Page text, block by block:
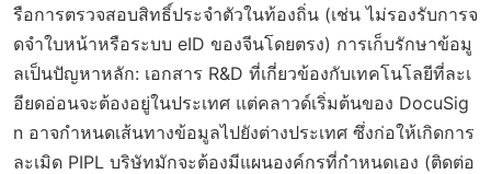
รือการตรวจสอบสิทธิ์ประจำตัวในท้องถิ่น (เช่น ไม่รองรับการจ
ดจำใบหน้าหรือระบบ eID ของจีนโดยตรง) การเก็บรักษาข้อมู
ลเป็นปัญหาหลัก: เอกสาร R&D ที่เกี่ยวข้องกับเทคโนโลยีที่ละเ
อียดอ่อนจะต้องอยู่ในประเทศ แต่คลาวด์เริ่มต้นของ DocuSig
n อาจกำหนดเส้นทางข้อมูลไปยังต่างประเทศ ซึ่งก่อให้เกิดการ
ละเมิด PIPL บริษัทมักจะต้องมีแผนองค์กรที่กำหนดเอง (ติดต่อ